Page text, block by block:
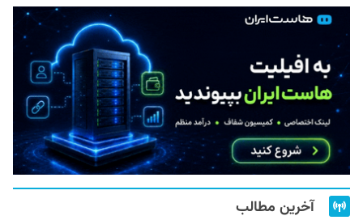
آخرین مطالب